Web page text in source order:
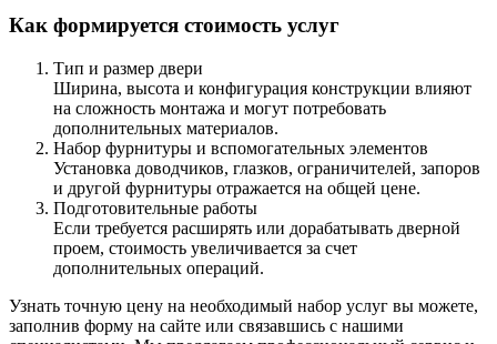
Как формируется стоимость услуг
Тип и размер двери
Ширина, высота и конфигурация конструкции влияют
на сложность монтажа и могут потребовать
дополнительных материалов.
Набор фурнитуры и вспомогательных элементов
Установка доводчиков, глазков, ограничителей, запоров
и другой фурнитуры отражается на общей цене.
Подготовительные работы
Если требуется расширять или дорабатывать дверной
проем, стоимость увеличивается за счет
дополнительных операций.
Узнать точную цену на необходимый набор услуг вы можете,
заполнив форму на сайте или связавшись с нашими